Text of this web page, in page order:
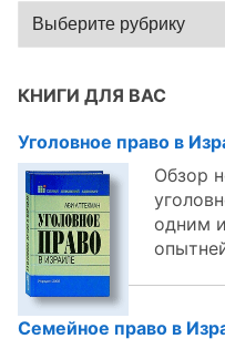
Статьи
по
КНИГИ ДЛЯ ВАС
Уголовное право в
Обзор
одним
Семейное право в